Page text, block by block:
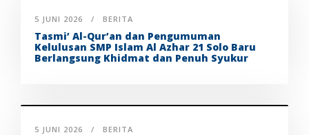
5 JUNI 2026 BERITA
Tasmi’ Al-Qur’an dan Pengumuman
Kelulusan SMP Islam Al Azhar 21 Solo Baru
Berlangsung Khidmat dan Penuh Syukur
5 JUNI 2026 BERITA